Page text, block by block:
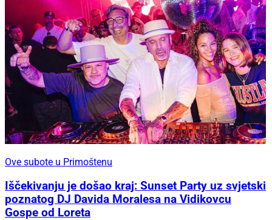
Ove subote u Primoštenu
Iščekivanju je došao kraj: Sunset Party uz svjetski
poznatog DJ Davida Moralesa na Vidikovcu
Gospe od Loreta